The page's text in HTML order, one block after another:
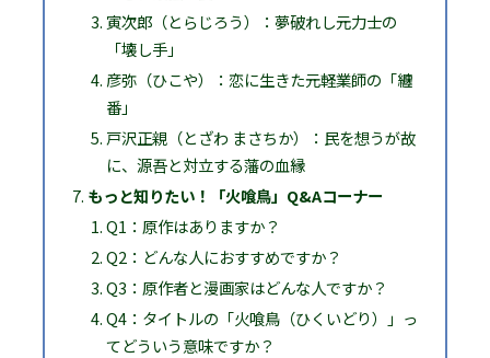
寅次郎（とらじろう）：夢破れし元力士の
「壊し手」
彦弥（ひこや）：恋に生きた元軽業師の「纏
番」
戸沢正親（とざわ まさちか）：民を想うが故
に、源吾と対立する藩の血縁
もっと知りたい！「火喰鳥」Q&Aコーナー
Q1：原作はありますか？
Q2：どんな人におすすめですか？
Q3：原作者と漫画家はどんな人ですか？
Q4：タイトルの「火喰鳥（ひくいどり）」っ
てどういう意味ですか？